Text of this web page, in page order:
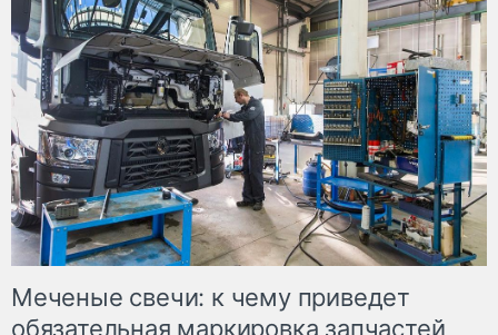
Меченые свечи: к чему приведет
обязательная маркировка запчастей